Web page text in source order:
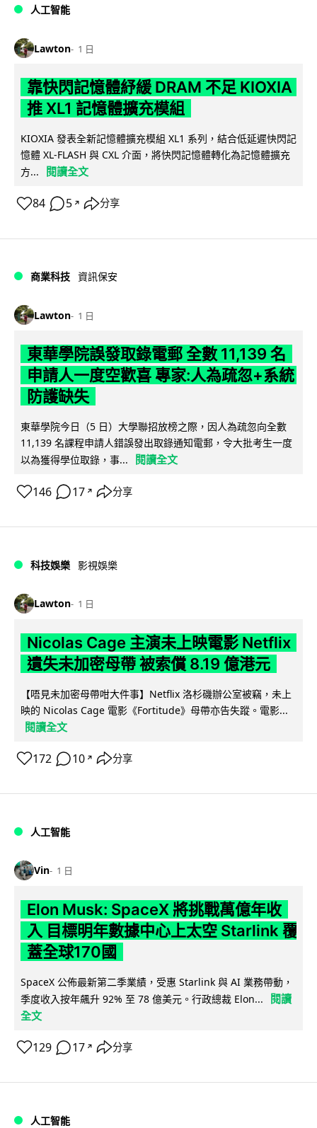
人工智能
Lawton 1 日
靠快閃記憶體紓緩 DRAM 不足 KIOXIA
推 XL1 記憶體擴充模組
KIOXIA 發表全新記憶體擴充模組 XL1 系列，結合低延遲快閃記
憶體 XL-FLASH 與 CXL 介面，將快閃記憶體轉化為記憶體擴充
方...
閱讀全文
84 5 ↗ 分享
商業科技 資訊保安
Lawton 1 日
東華學院誤發取錄電郵 全數 11,139 名
申請人一度空歡喜 專家:人為疏忽+系統
防護缺失
東華學院今日（5 日）大學聯招放榜之際，因人為疏忽向全數
11,139 名課程申請人錯誤發出取錄通知電郵，令大批考生一度
以為獲得學位取錄，事...
閱讀全文
146 17 ↗ 分享
科技娛樂 影視娛樂
Lawton 1 日
Nicolas Cage 主演未上映電影 Netflix
遺失未加密母帶 被索償 8.19 億港元
【唔見未加密母帶咁大件事】Netflix 洛杉磯辦公室被竊，未上
映的 Nicolas Cage 電影《Fortitude》母帶亦告失蹤。電影...
閱讀全文
172 10 ↗ 分享
人工智能
Vin 1 日
Elon Musk: SpaceX 將挑戰萬億年收
入 目標明年數據中心上太空 Starlink 覆
蓋全球170國
SpaceX 公佈最新第二季業績，受惠 Starlink 與 AI 業務帶動，
季度收入按年飆升 92% 至 78 億美元。行政總裁 Elon...
閱讀
全文
129 17 ↗ 分享
人工智能